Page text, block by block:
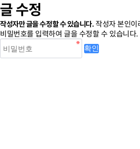
글 수정
작성자만 글을 수정할 수 있습니다.작성자 본인이
비밀번호를 입력하여 글을 수정할 수 있습니다.